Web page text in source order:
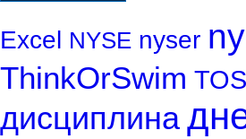
Excel NYSE nyser
ThinkOrSwim TOS
дисциплина